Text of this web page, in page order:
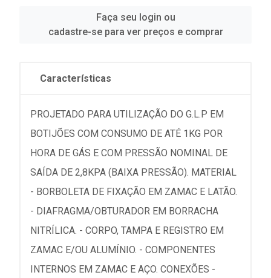
Faça seu login ou
cadastre-se para ver preços e comprar
Características
PROJETADO PARA UTILIZAÇÃO DO G.L.P EM
BOTIJÕES COM CONSUMO DE ATÉ 1KG POR
HORA DE GÁS E COM PRESSÃO NOMINAL DE
SAÍDA DE 2,8KPA (BAIXA PRESSÃO). MATERIAL
- BORBOLETA DE FIXAÇÃO EM ZAMAC E LATÃO.
- DIAFRAGMA/OBTURADOR EM BORRACHA
NITRÍLICA. - CORPO, TAMPA E REGISTRO EM
ZAMAC E/OU ALUMÍNIO. - COMPONENTES
INTERNOS EM ZAMAC E AÇO. CONEXÕES -